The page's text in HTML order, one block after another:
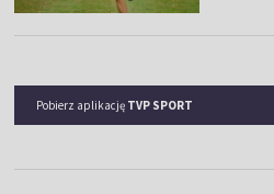
Pobierz aplikację TVP SPORT